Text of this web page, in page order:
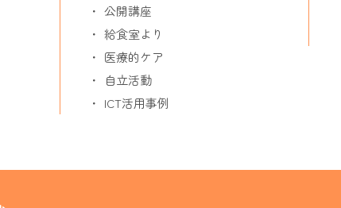
公開講座
給食室より
医療的ケア
自立活動
ICT活用事例